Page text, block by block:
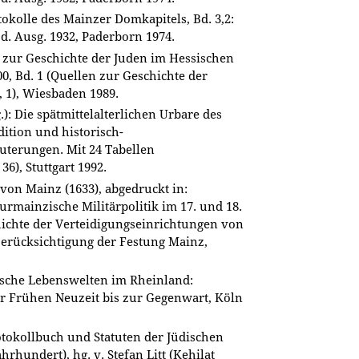
des Mainzer Domkapitels, Bd. 3,2:
Ausg. 1932, Paderborn 1974.
Geschichte der Juden im Hessischen
Bd. 1 (Quellen zur Geschichte der
Wiesbaden 1989.
Die spätmittelalterlichen Urbare des
und historisch-
Mit 24 Tabellen
Stuttgart 1992.
Mainz (1633), abgedruckt in:
Militärpolitik im 17. und 18.
der Verteidigungseinrichtungen von
der Festung Mainz,
Lebenswelten im Rheinland:
Frühen Neuzeit bis zur Gegenwart, Köln
und Statuten der Jüdischen
hg. v. Stefan Litt (Kehilat